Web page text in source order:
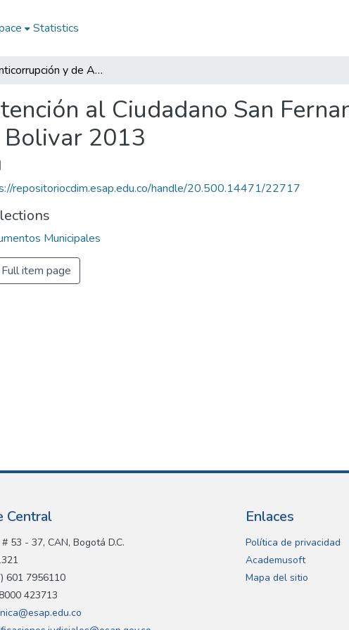
Statistics
Plan Anticorrupción y de Atención al Ciudadano San Fernando Bolivar 2013: PAAC San Fernando Bolivar 2013
al Ciudadano San
Bolivar 2013
repositoriocdim.esap.edu.co/handle/20.500.14471/22717
Municipales
Full item page
Central
53 - 37, CAN, Bogotá D.C.
601 7956110
423713
Enlaces
Política de privacidad
Academusoft
Mapa del sitio